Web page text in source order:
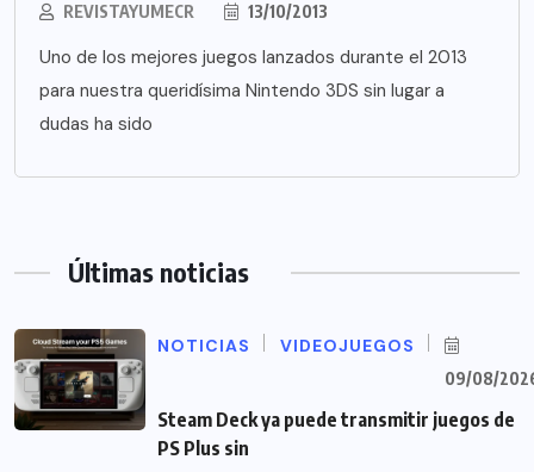
REVISTAYUMECR 13/10/2013
Uno de los mejores juegos lanzados durante el 2013
para nuestra queridísima Nintendo 3DS sin lugar a
dudas ha sido
Últimas noticias
NOTICIAS VIDEOJUEGOS
09/08/
Steam Deck ya puede transmitir juegos de
PS Plus sin